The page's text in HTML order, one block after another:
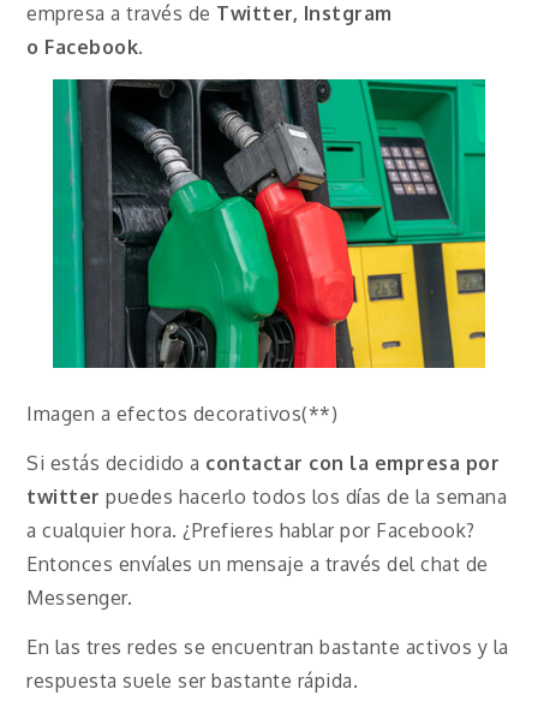
empresa a través de Twitter, Instgram
o Facebook.
Imagen a efectos decorativos(**)
Si estás decidido a contactar con la empresa por
twitter puedes hacerlo todos los días de la semana
a cualquier hora. ¿Prefieres hablar por Facebook?
Entonces envíales un mensaje a través del chat de
Messenger.
En las tres redes se encuentran bastante activos y la
respuesta suele ser bastante rápida.